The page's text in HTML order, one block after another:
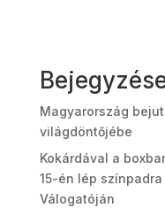
Magyarország
világdöntőjébe
Kokárdával a
15-én lép színpadra
Válogatóján